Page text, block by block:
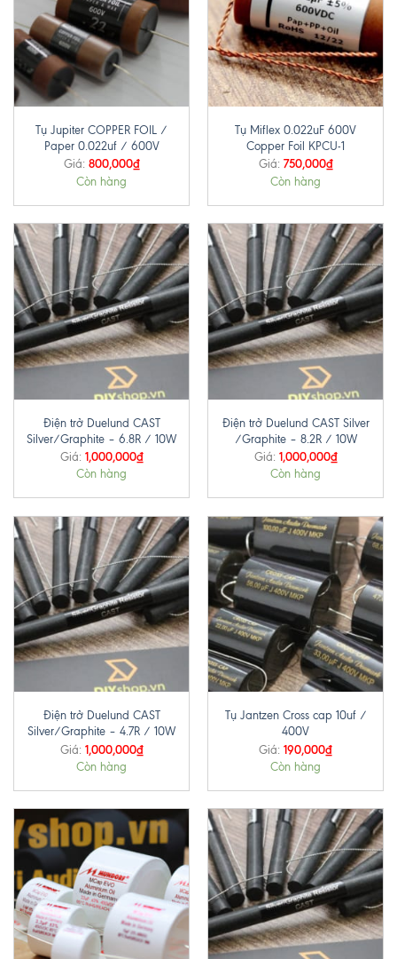
Tụ Jupiter COPPER FOIL /
Paper 0.022uf / 600V
Giá: 800,000₫
Còn hàng
Tụ Miflex 0.022uF 600V
Copper Foil KPCU-1
Giá: 750,000₫
Còn hàng
Điện trở Duelund CAST
Silver/Graphite – 6.8R / 10W
Giá: 1,000,000₫
Còn hàng
Điện trở Duelund CAST Silver
/Graphite – 8.2R / 10W
Giá: 1,000,000₫
Còn hàng
Điện trở Duelund CAST
Silver/Graphite – 4.7R / 10W
Giá: 1,000,000₫
Còn hàng
Tụ Jantzen Cross cap 10uf /
400V
Giá: 190,000₫
Còn hàng